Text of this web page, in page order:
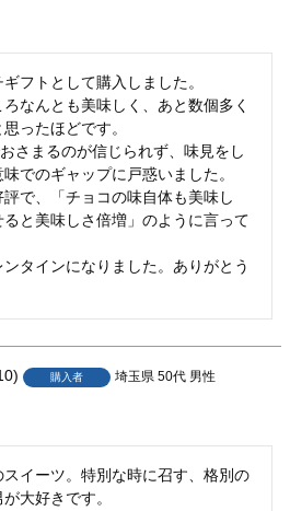
フトとして購入しました。
なんとも美味しく、あと数個多く
ったほどです。
さまるのが信じられず、味見をし
でのギャップに戸惑いました。
で、「チョコの味自体も美味し
と美味しさ倍増」のように言って
タインになりました。ありがとう
購入者 埼玉県 50代 男性
イーツ。特別な時に召す、格別の
大好きです。